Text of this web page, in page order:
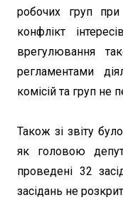
робочих груп
конфлікт
врегулювання
регламентами
комісій та груп не
Також зі звіту
як головою
проведені 32
засідань не